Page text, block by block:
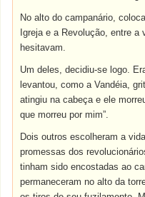
No alto do campanário,
Igreja e a Revolução, entre
hesitavam.
Um deles, decidiu-se logo.
levantou, como a Vandéia,
atingiu na cabeça e ele
que morreu por mim”.
Dois outros escolheram a
promessas dos
tinham sido encostadas ao
permaneceram no alto da